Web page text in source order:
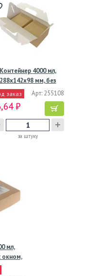
Контейнер 4000 мл,
288х142х98 мм, без
окна,…
заказ Арт: 255108
₽
за штуку
мл,
окном,